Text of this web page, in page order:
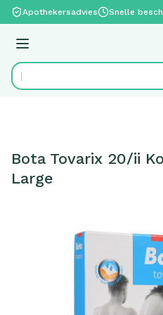
Ga naar de inhoud
Apothekersadvies Snelle
Menu
Product, merk, categorie...
Bota Tovarix 20/ii
Large